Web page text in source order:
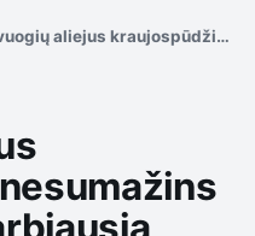
aliejus kraujospūdžio